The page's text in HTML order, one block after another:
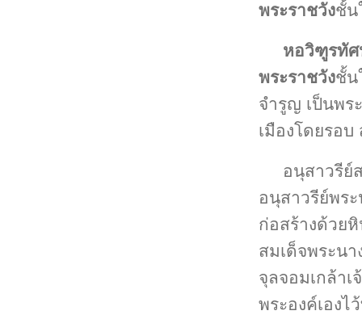
พระราชวังชั้น
หอวิฑูรทัศ
พระราชวังชั้น
จำรูญ เป็นพร
เมืองโดยรอ
อนุสาวรีย์
อนุสาวรีย์พร
ก่อสร้างด้วย
สมเด็จพระน
จุลจอมเกล้า
พระองค์เอง